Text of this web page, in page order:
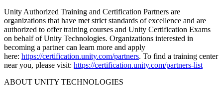
Unity Authorized Training and Certification Partners are
organizations that have met strict standards of excellence and are
authorized to offer training courses and Unity Certification Exams
on behalf of Unity Technologies. Organizations interested in
becoming a partner can learn more and apply
here: https://certification.unity.com/partners. To find a training center
near you, please visit: https://certification.unity.com/partners-list
ABOUT UNITY TECHNOLOGIES